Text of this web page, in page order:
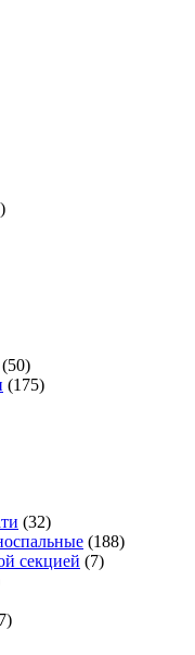
(50)
(175)
(32)
(188)
секцией (7)